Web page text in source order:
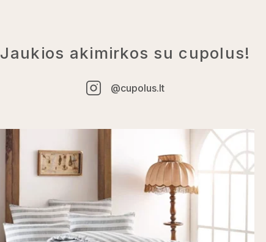
Jaukios akimirkos su cupolus!
@cupolus.lt